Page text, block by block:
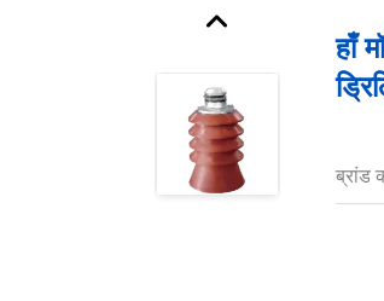
हाँ
ब्रांड